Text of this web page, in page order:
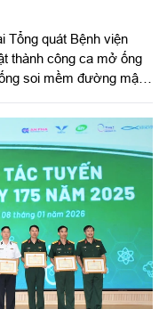
của ống soi
Tổng quát Bệnh viện
thành công ca mở ống
soi mềm đường mật